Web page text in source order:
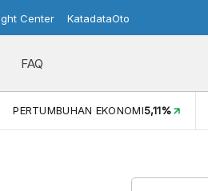
Center KatadataOto
FAQ
PERTUMBUHAN EKONOMI5,11%